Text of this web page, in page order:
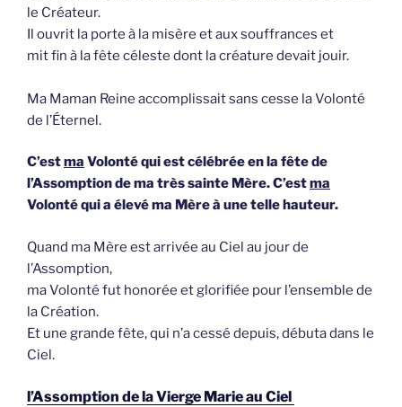
le Créateur.
Il ouvrit la porte à la misère et aux souffrances et
mit fin à la fête céleste dont la créature devait jouir.
Ma Maman Reine accomplissait sans cesse la Volonté
de l’Éternel.
C’estma Volonté qui est célébrée en la fête de
l’Assomption de ma très sainte Mère. C’estma
Volonté qui a élevé ma Mère à une telle hauteur.
Quand ma Mère est arrivée au Ciel au jour de
l’Assomption,
ma Volonté fut honorée et glorifiée pour l’ensemble de
la Création.
Et une grande fête, qui n’a cessé depuis, débuta dans le
Ciel.
l’Assomption de la Vierge Marie au Ciel